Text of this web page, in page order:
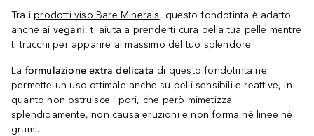
Tra iprodotti viso Bare Minerals, questo fondotinta è adatto
anche ai vegani, ti aiuta a prenderti cura della tua pelle mentre
ti trucchi per apparire al massimo del tuo splendore.
La formulazione extra delicata di questo fondotinta ne
permette un uso ottimale anche su pelli sensibili e reattive, in
quanto non ostruisce i pori, che però mimetizza
splendidamente, non causa eruzioni e non forma né linee né
grumi.